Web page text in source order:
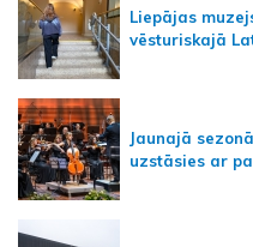
Liepājas
vēsturiskajā
Jaunajā
uzstāsies ar